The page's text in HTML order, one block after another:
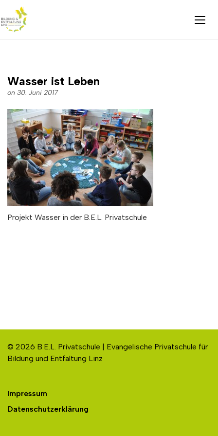
Wasser ist Leben
on 30. Juni 2017
Projekt Wasser in der B.E.L. Privatschule
© 2026 B.E.L. Privatschule | Evangelische Privatschule für
Bildung und Entfaltung Linz
Impressum
Datenschutzerklärung